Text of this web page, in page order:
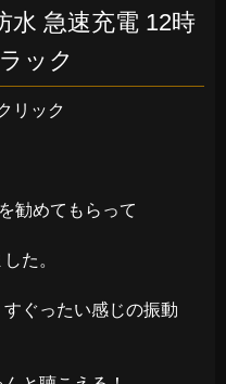
水 急速充電 12時
ック
リック
勧めてもらって
た。
ぐったい感じの振動